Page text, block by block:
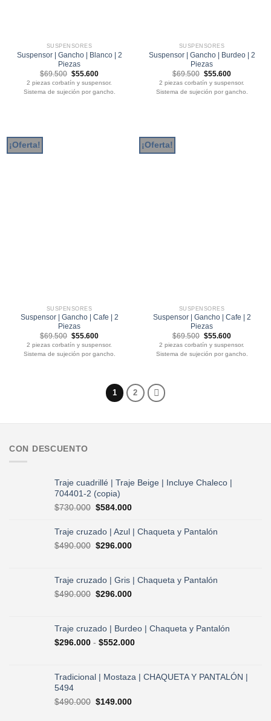
SUSPENSORES
Suspensor | Gancho | Blanco | 2
Piezas
$69.500 El
precio
original
era:
$55.600El
precio
actual
es:
2 piezas corbatín y suspensor.
Sistema de sujeción por gancho.
SUSPENSORES
Suspensor | Gancho | Burdeo | 2
Piezas
$69.500 El
precio
original
era:
$55.600El
precio
actual
es:
2 piezas corbatín y suspensor.
Sistema de sujeción por gancho.
¡Oferta!
SUSPENSORES
Suspensor | Gancho | Cafe | 2
Piezas
$69.500 El
precio
original
era:
$55.600El
precio
actual
es:
2 piezas corbatín y suspensor.
Sistema de sujeción por gancho.
¡Oferta!
SUSPENSORES
Suspensor | Gancho | Cafe | 2
Piezas
$69.500 El
precio
original
era:
$55.600El
precio
actual
es:
2 piezas corbatín y suspensor.
Sistema de sujeción por gancho.
1 2
CON DESCUENTO
Traje cuadrillé | Traje Beige | Incluye Chaleco |
704401-2 (copia)
$730.000 El
original
era:
$730.000.
$584.000El
actual
es:
Traje cruzado | Azul | Chaqueta y Pantalón
$490.000 El
era:
$490.000.
$296.000El
es:
Traje cruzado | Gris | Chaqueta y Pantalón
$490.000 El
era:
$490.000.
$296.000El
es:
$296.000.
Traje cruzado | Burdeo | Chaqueta y Pantalón
$296.000 - $552.000Rango
desde
Tradicional | Mostaza | CHAQUETA Y PANTALÓN |
5494
$490.000 El
$149.000El